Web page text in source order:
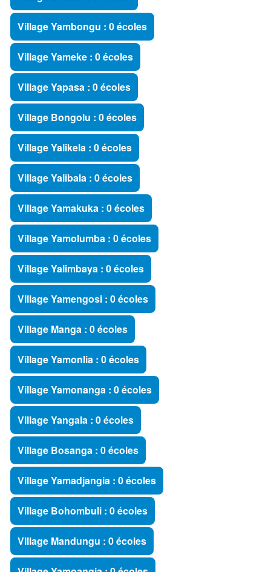
Village Yambongu : 0 écoles
Village Yameke : 0 écoles
Village Yapasa : 0 écoles
Village Bongolu : 0 écoles
Village Yalikela : 0 écoles
Village Yalibala : 0 écoles
Village Yamakuka : 0 écoles
Village Yamolumba : 0 écoles
Village Yalimbaya : 0 écoles
Village Yamengosi : 0 écoles
Village Manga : 0 écoles
Village Yamonlia : 0 écoles
Village Yamonanga : 0 écoles
Village Yangala : 0 écoles
Village Bosanga : 0 écoles
Village Yamadjangia : 0 écoles
Village Bohombuli : 0 écoles
Village Mandungu : 0 écoles